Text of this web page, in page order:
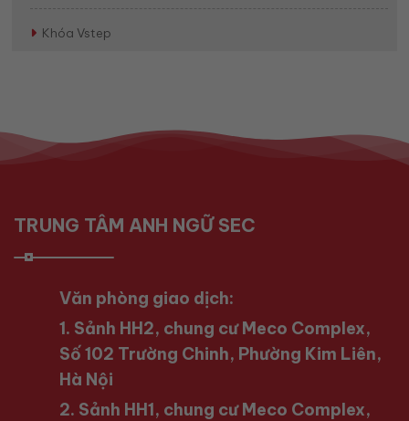
Khóa Vstep
TRUNG TÂM ANH NGỮ SEC
Văn phòng giao dịch:
1. Sảnh HH2, chung cư Meco Complex,
Số 102 Trường Chinh, Phường Kim Liên,
Hà Nội
2. Sảnh HH1, chung cư Meco Complex,